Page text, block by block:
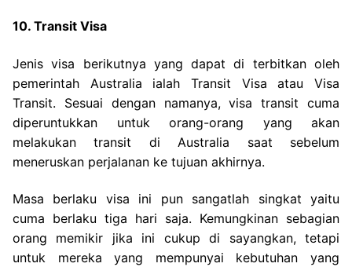
10. Transit Visa
Jenis visa berikutnya yang dapat di terbitkan oleh
pemerintah Australia ialah Transit Visa atau Visa
Transit. Sesuai dengan namanya, visa transit cuma
diperuntukkan untuk orang-orang yang akan
melakukan transit di Australia saat sebelum
meneruskan perjalanan ke tujuan akhirnya.
Masa berlaku visa ini pun sangatlah singkat yaitu
cuma berlaku tiga hari saja. Kemungkinan sebagian
orang memikir jika ini cukup di sayangkan, tetapi
untuk mereka yang mempunyai kebutuhan yang